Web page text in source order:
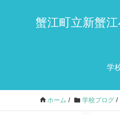
蟹江町立新蟹
学
ホーム / 学校ブログ /